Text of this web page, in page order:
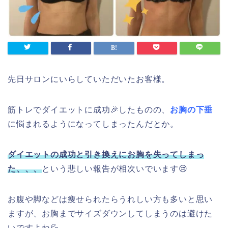
先日サロンにいらしていただいたお客様。
筋トレでダイエットに成功🎉したものの、 お胸の下垂
に悩まれるようになってしまったんだとか。
ダイエットの成功と引き換えにお胸を失ってしまっ
た、、、という悲しい報告が相次いでいます😢
お腹や脚などは痩せられたらうれしい方も多いと思い
ますが、お胸までサイズダウンしてしまうのは避けた